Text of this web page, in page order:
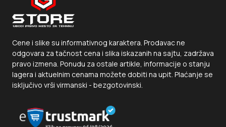
Cene i slike su informativnog karaktera. Prodavac ne
odgovara za tačnost cena i slika iskazanih na sajtu, zadržava
pravo izmena. Ponudu za ostale artikle, informacije o stanju
lagera i aktuelnim cenama možete dobiti na upit. Plaćanje se
isključivo vrši virmanski - bezgotovinski.